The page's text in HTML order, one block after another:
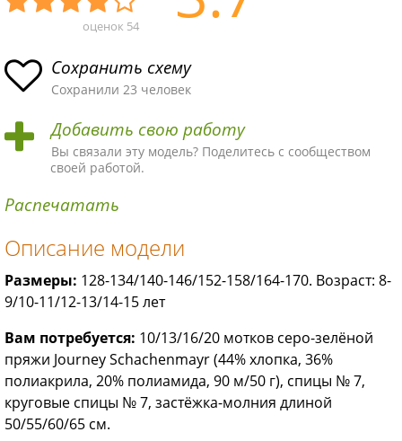
асн
ая
ма
пло
хая
ма
ыч
ная
ма
Хор
ая
ма
Отл
ая
ма!
оценок 54
Сохранить схему
Сохранили 23 человек
Добавить свою работу
Вы связали эту модель? Поделитесь с сообществом
своей работой.
Распечатать
Описание модели
Размеры: 128-134/140-146/152-158/164-170. Возраст: 8-
9/10-11/12-13/14-15 лет
Вам потребуется: 10/13/16/20 мотков серо-зелёной
пряжи Journey Schachenmayr (44% хлопка, 36%
полиакрила, 20% полиамида, 90 м/50 г), спицы № 7,
круговые спицы № 7, застёжка-молния длиной
50/55/60/65 см.